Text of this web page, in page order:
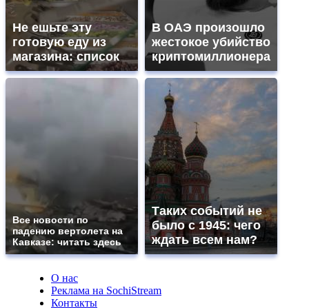
Не ешьте эту
готовую еду из
магазина: список
В ОАЭ произошло
жестокое убийство
криптомиллионера
Все новости по
падению вертолета на
Кавказе: читать здесь
Таких событий не
было с 1945: чего
ждать всем нам?
О нас
Реклама на SochiStream
Контакты